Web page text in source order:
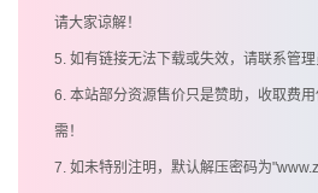
请大家谅解！
5. 如有链接无法下载或失效，请联系管理
6. 本站部分资源售价只是赞助，收取费
需！
7. 如未特别注明，默认解压密码为